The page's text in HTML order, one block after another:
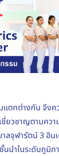
ตกต่างกัน จึงคว
ชี่ยวชาญตามคว
าลจุฬารัตน์ 3 อิน
นนำในระดับภูมิ